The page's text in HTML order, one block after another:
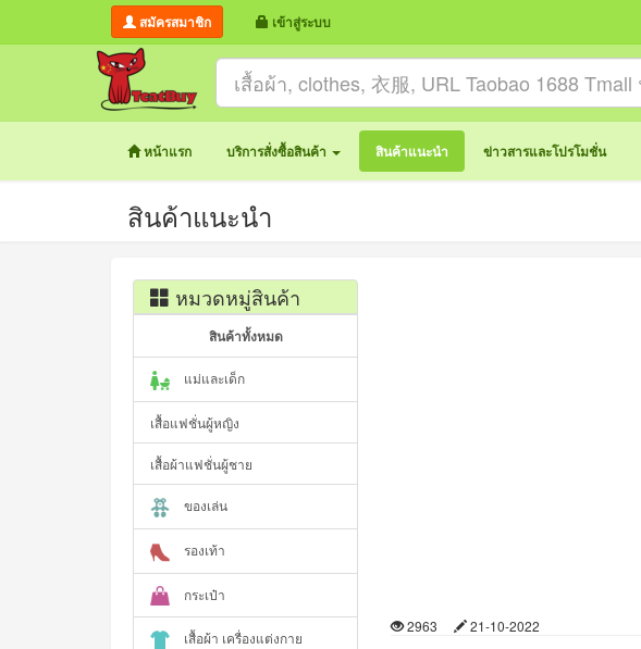
สมัครสมาชิก เข้าสู่ระบบ
หน้าแรก บริการสั่งซื้อสินค้า สินค้าแนะนำ ข่าวสารและโปรโมชั่น
สินค้าแนะนำ
หมวดหมู่สินค้า
สินค้าทั้งหมด
แม่และเด็ก
เสื้อแฟชั่นผู้หญิง
เสื้อผ้าแฟชั่นผู้ชาย
ของเล่น
รองเท้า
กระเป๋า
เสื้อผ้า เครื่องแต่งกาย
2963 21-10-2022